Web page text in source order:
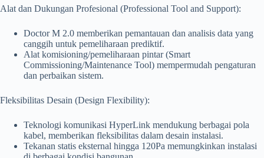
Alat dan Dukungan Profesional (Professional Tool and Support):
Doctor M 2.0 memberikan pemantauan dan analisis data yang
canggih untuk pemeliharaan prediktif.
Alat komisioning/pemeliharaan pintar (Smart
Commissioning/Maintenance Tool) mempermudah pengaturan
dan perbaikan sistem.
Fleksibilitas Desain (Design Flexibility):
Teknologi komunikasi HyperLink mendukung berbagai pola
kabel, memberikan fleksibilitas dalam desain instalasi.
Tekanan statis eksternal hingga 120Pa memungkinkan instalasi